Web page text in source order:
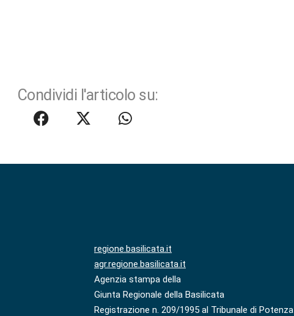
Condividi l'articolo su:
regione.basilicata.it
agr.regione.basilicata.it
Agenzia stampa della
Giunta Regionale della Basilicata
Registrazione n. 209/1995 al Tribunale di Potenza